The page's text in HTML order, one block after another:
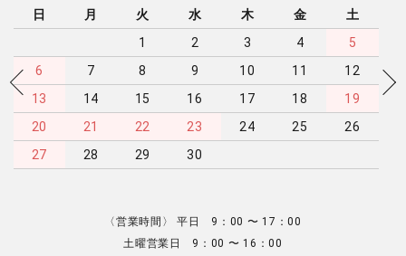
日 月 火 水 木 金
土
1
2 3 4
5
6
7 8 9 10 11
12
13
14 15 16 17 18
19
20
21 22 23 24 25
26
27
28 29 30
〈営業時間〉 平日 9：00 〜 17：00
土曜営業日 9：00 〜 16：00